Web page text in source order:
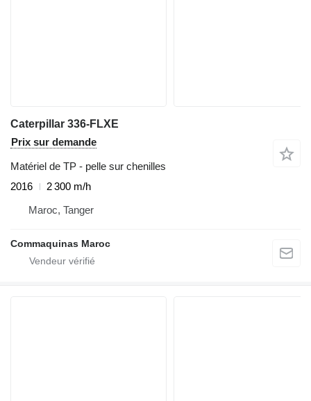
Caterpillar 336-FLXE
Prix sur demande
Matériel de TP - pelle sur chenilles
2016
2 300 m/h
Maroc, Tanger
Commaquinas Maroc